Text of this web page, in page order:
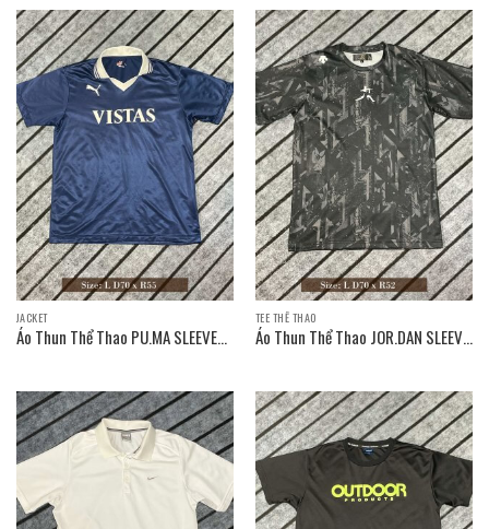
JACKET
Áo Thun Thể Thao PU.MA SLEEVE
TEE THỂ THAO
Áo Thun Thể Thao JOR.DAN SLEEVE